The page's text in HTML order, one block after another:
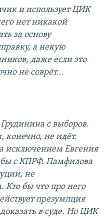
и использует ЦИК
нет никакой
за основу
а некую
даже если это
не соврёт...
с выборов.
конечно, не идёт.
исключением Евгения
с КПРФ. Памфилова
не
Кто бы что про него
презумпция
в суде. Но ЦИК